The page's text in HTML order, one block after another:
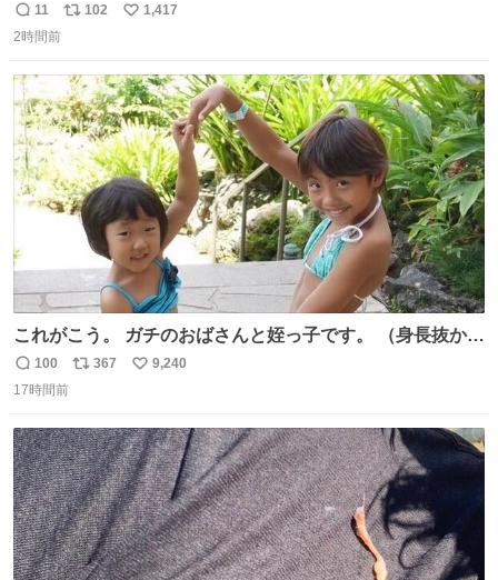
返
信
11
リ
ト
数
102
い
数
1,417
2時間前
これがこう。 ガチのおばさんと姪っ子です。 （身長抜かさ
返
信
100
リ
ト
数
367
い
数
9,240
17時間前